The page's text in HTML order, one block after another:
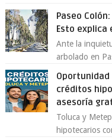
Paseo
Esto explica
Ante la
arbolado en
Oportunidad
créditos
asesoría
Toluca y
hipotecarios